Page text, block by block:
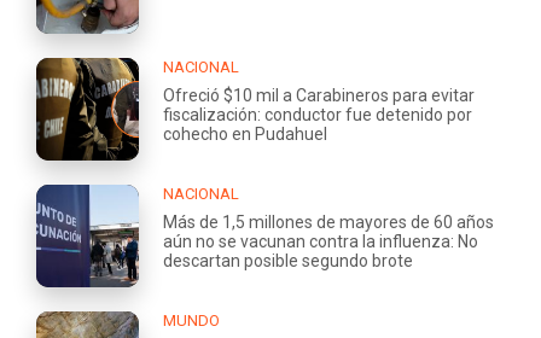
NACIONAL
Ofreció $10 mil a Carabineros para evitar
fiscalización: conductor fue detenido por
cohecho en Pudahuel
NACIONAL
Más de 1,5 millones de mayores de 60 años
aún no se vacunan contra la influenza: No
descartan posible segundo brote
MUNDO